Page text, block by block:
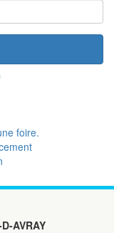
foire.
AVRAY